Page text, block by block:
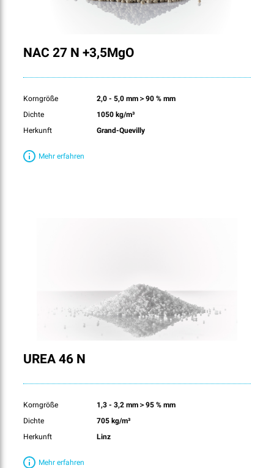
NAC 27 N +3,5MgO
Korngröße
2,0 - 5,0 mm＞90 % mm
Dichte
1050 kg/m³
Herkunft
Grand-Quevilly
Mehr erfahren
UREA 46 N
Korngröße
1,3 - 3,2 mm＞95 % mm
Dichte
705 kg/m³
Herkunft
Linz
Mehr erfahren